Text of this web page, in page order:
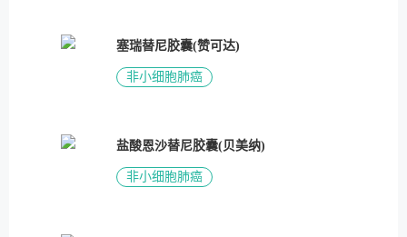
塞瑞替尼胶囊(赞可达)
非小细胞肺癌
盐酸恩沙替尼胶囊(贝美纳)
非小细胞肺癌